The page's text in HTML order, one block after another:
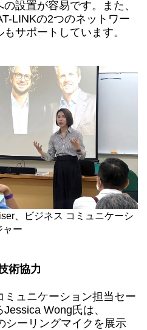
設置が容易です。また、
LINKの2つのネットワー
サポートしています。
、ビジネス コミュニケーシ
ャー
術協力
ミュニケーション担当セー
Wong氏は、
シーリングマイクを展示